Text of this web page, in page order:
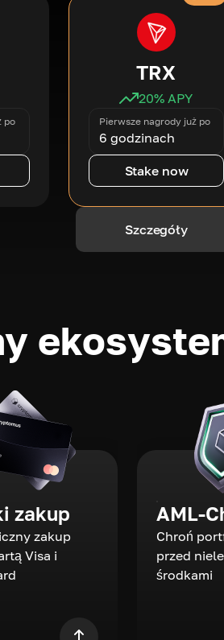
po
TRX
20% APY
Pierwsze nagrody już po
6 godzinach
Stake now
Szczegóły
zakup
zakup
Visa i
AML-
Chroń
przed
środkami